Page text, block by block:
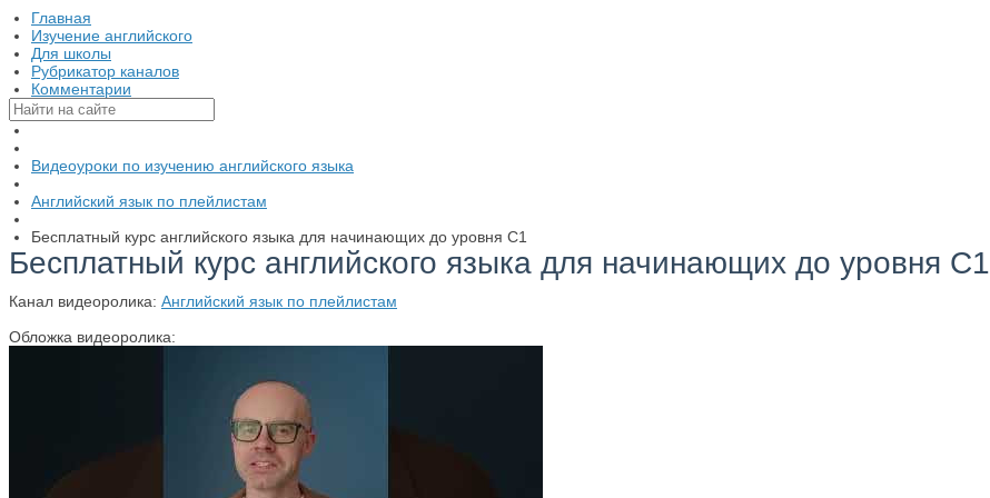
Главная
Изучение английского
Для школы
Рубрикатор каналов
Комментарии
Видеоуроки по изучению английского языка
Английский язык по плейлистам
Бесплатный курс английского языка для начинающих до уровня С1
Бесплатный курс английского языка для начинающих до уровня С1
Канал видеоролика: Английский язык по плейлистам
Обложка видеоролика: